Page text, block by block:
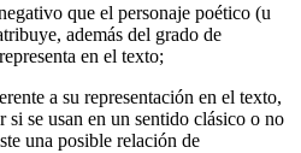
que el personaje poético (u
además del grado de
en el texto;
a su representación en el texto,
si se usan en un sentido clásico o no
una posible relación de